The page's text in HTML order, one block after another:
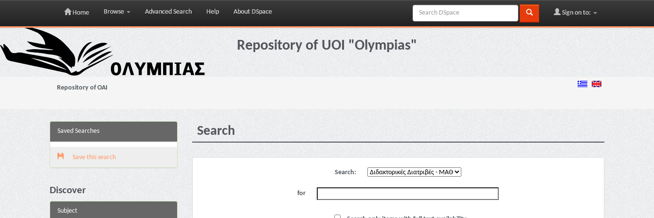
Skip
navigation
Home Browse Advanced Search Help About DSpace Sign on to:
Repository of UOI "Olympias"
Repository of OAI
Saved Searches
Save this search
Discover
Subject
Search
Search:
for